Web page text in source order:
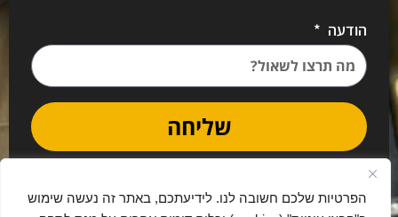
הפרטיות שלכם חשובה לנו. לידיעתכם, באתר זה נעשה שימוש
הודעה
שליחה